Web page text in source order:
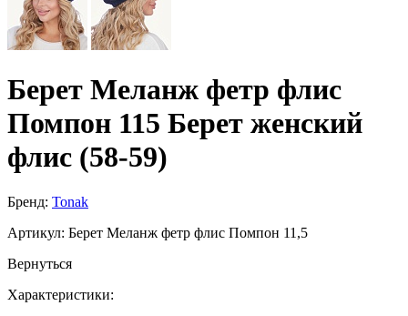
Берет Меланж фетр флис
Помпон 115 Берет женский
флис (58-59)
Бренд: Tonak
Артикул: Берет Меланж фетр флис Помпон 11,5
Вернуться
Характеристики: